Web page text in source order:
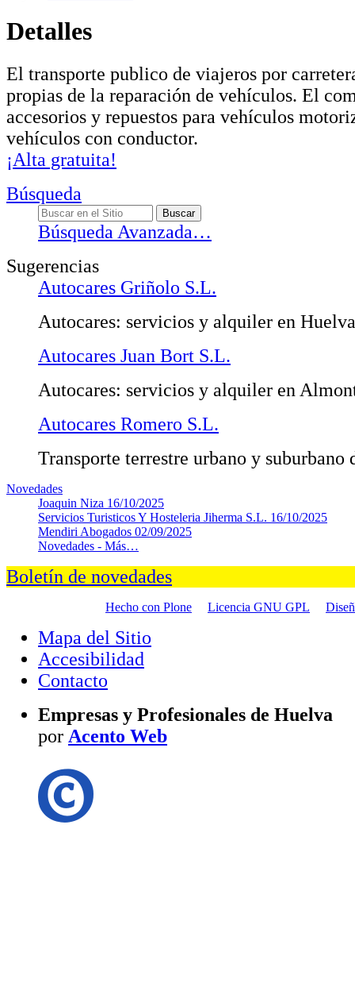
Detalles
El transporte publico de viajeros por
propias de la reparación de vehículos. El
accesorios y repuestos para vehículos
vehículos con conductor.
¡Alta gratuita!
Búsqueda
Búsqueda Avanzada…
Sugerencias
Autocares Griñolo S.L.
Autocares: servicios y alquiler en Huelva
Autocares Juan Bort S.L.
Autocares: servicios y alquiler en
Autocares Romero S.L.
Transporte terrestre urbano y suburbano
Novedades
Joaquin Niza 16/10/2025
Servicios Turisticos Y Hosteleria Jiherma S.L. 16/10/2025
Mendiri Abogados 02/09/2025
Novedades - Más…
Boletín de novedades
Hecho con Plone Licencia GNU GPL
Mapa del Sitio
Accesibilidad
Contacto
Empresas y Profesionales de Huelva
por Acento Web